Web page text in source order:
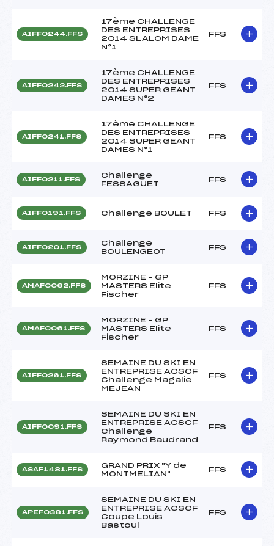
AIFF0244.FFS
17ème CHALLENGE
DES ENTREPRISES
2014 SLALOM DAME
N°1
FFS
AIFF0242.FFS
17ème CHALLENGE
DES ENTREPRISES
2014 SUPER GEANT
DAMES N°2
FFS
AIFF0241.FFS
17ème CHALLENGE
DES ENTREPRISES
2014 SUPER GEANT
DAMES N°1
FFS
AIFF0211.FFS
Challenge
FESSAGUET
FFS
AIFF0191.FFS Challenge BOULET FFS
AIFF0201.FFS
Challenge
BOULENGEOT
FFS
AMAF0062.FFS
MORZINE – GP
MASTERS Elite
Fischer
FFS
AMAF0061.FFS
MORZINE – GP
MASTERS Elite
Fischer
FFS
AIFF0261.FFS
SEMAINE DU SKI EN
ENTREPRISE ACSCF
Challenge Magalie
MEJEAN
FFS
AIFF0091.FFS
SEMAINE DU SKI EN
ENTREPRISE ACSCF
Challenge
Raymond Baudrand
FFS
ASAF1481.FFS
GRAND PRIX "Y de
MONTMELIAN"
FFS
APEF0381.FFS
SEMAINE DU SKI EN
ENTREPRISE ACSCF
Coupe Louis
Bastoul
FFS